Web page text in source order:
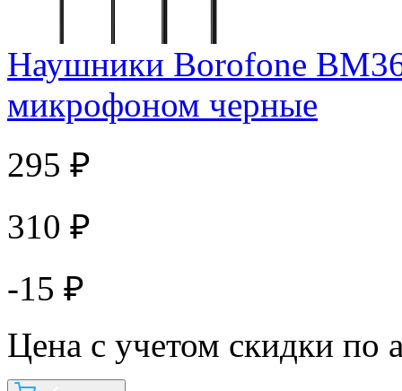
Наушники Borofone
микрофоном черные
295 ₽
310 ₽
-15 ₽
Цена с учетом скидки по